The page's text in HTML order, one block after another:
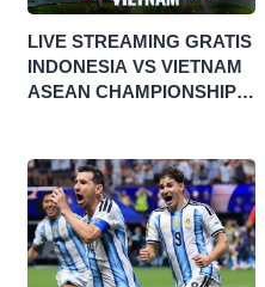
LIVE STREAMING GRATIS
INDONESIA VS VIETNAM
ASEAN CHAMPIONSHIP